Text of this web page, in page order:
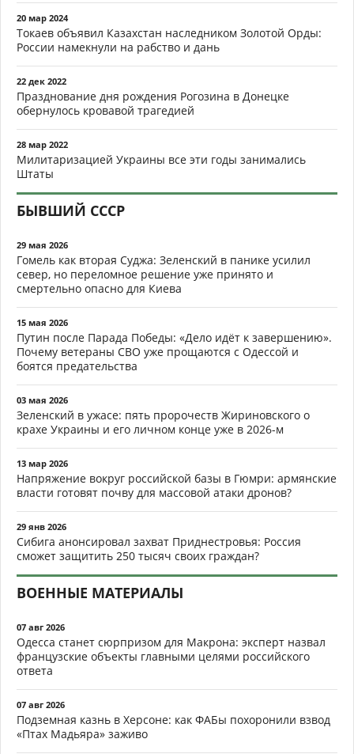
20 мар 2024
Токаев объявил Казахстан наследником Золотой Орды:
России намекнули на рабство и дань
22 дек 2022
Празднование дня рождения Рогозина в Донецке
обернулось кровавой трагедией
28 мар 2022
Милитаризацией Украины все эти годы занимались
Штаты
БЫВШИЙ СССР
29 мая 2026
Гомель как вторая Суджа: Зеленский в панике усилил
север, но переломное решение уже принято и
смертельно опасно для Киева
15 мая 2026
Путин после Парада Победы: «Дело идёт к завершению».
Почему ветераны СВО уже прощаются с Одессой и
боятся предательства
03 мая 2026
Зеленский в ужасе: пять пророчеств Жириновского о
крахе Украины и его личном конце уже в 2026-м
13 мар 2026
Напряжение вокруг российской базы в Гюмри: армянские
власти готовят почву для массовой атаки дронов?
29 янв 2026
Сибига анонсировал захват Приднестровья: Россия
сможет защитить 250 тысяч своих граждан?
ВОЕННЫЕ МАТЕРИАЛЫ
07 авг 2026
Одесса станет сюрпризом для Макрона: эксперт назвал
французские объекты главными целями российского
ответа
07 авг 2026
Подземная казнь в Херсоне: как ФАБы похоронили взвод
«Птах Мадьяра» заживо